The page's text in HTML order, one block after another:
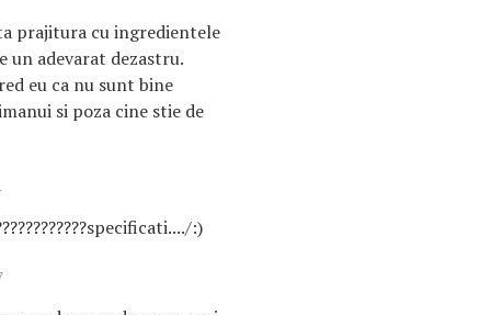
prajitura cu ingredientele
un adevarat dezastru.
eu ca nu sunt bine
si poza cine stie de
:)